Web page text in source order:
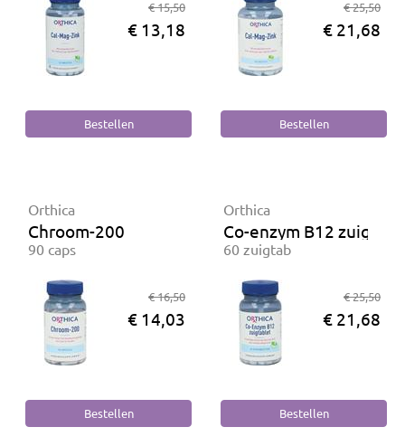
€ 15,50
€ 13,18
€ 25,50
€ 21,68
Orthica
Chroom-200
90 caps
€ 16,50
€ 14,03
Orthica
Co-enzym B12
60 zuigtab
€ 25,50
€ 21,68